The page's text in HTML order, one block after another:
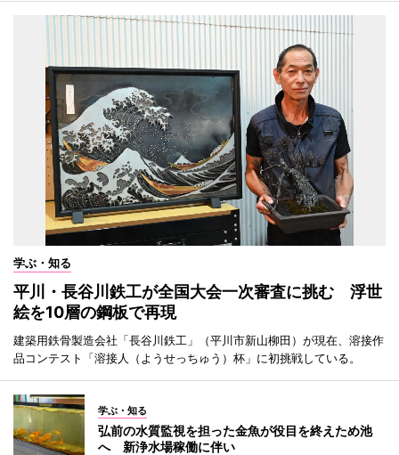
学ぶ・知る
平川・長谷川鉄工が全国大会一次審査に挑む 浮世
絵を10層の鋼板で再現
建築用鉄骨製造会社「長谷川鉄工」（平川市新山柳田）が現在、溶接作
品コンテスト「溶接人（ようせっちゅう）杯」に初挑戦している。
学ぶ・知る
弘前の水質監視を担った金魚が役目を終えため池
へ 新浄水場稼働に伴い